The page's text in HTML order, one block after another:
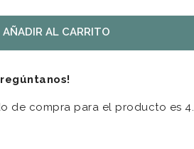
AÑADIR AL CARRITO
de compra para el producto es 4.